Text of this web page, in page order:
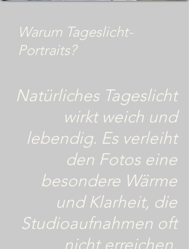
Warum Tageslicht-
Portraits?
Natürliches Tageslicht
wirkt weich und
lebendig. Es verleiht
den Fotos eine
besondere Wärme
und Klarheit, die
Studioaufnahmen oft
nicht erreichen.